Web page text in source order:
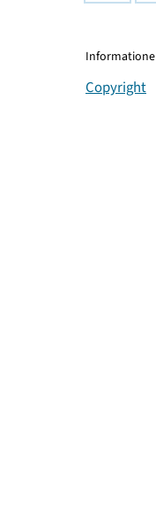
Copyright